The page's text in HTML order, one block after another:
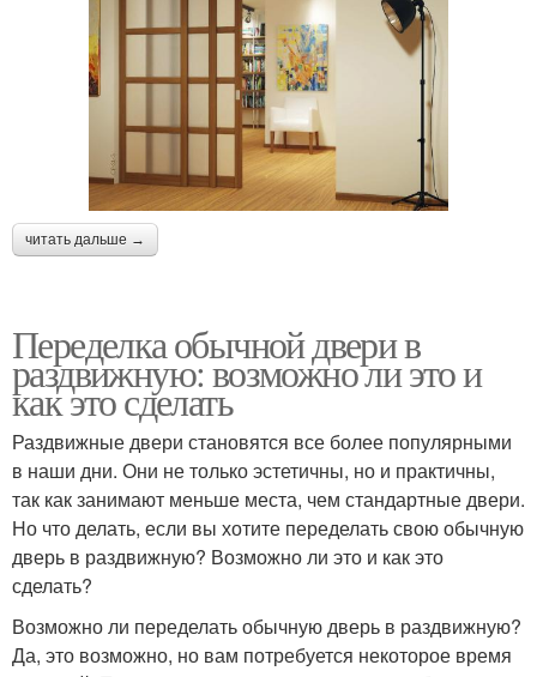
читать дальше →
Переделка обычной двери в
раздвижную: возможно ли это и
как это сделать
Раздвижные двери становятся все более популярными
в наши дни. Они не только эстетичны, но и практичны,
так как занимают меньше места, чем стандартные двери.
Но что делать, если вы хотите переделать свою обычную
дверь в раздвижную? Возможно ли это и как это
сделать?
Возможно ли переделать обычную дверь в раздвижную?
Да, это возможно, но вам потребуется некоторое время